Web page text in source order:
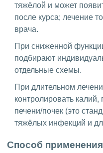
тяжёлой и может
после курса; лечение
врача.
При сниженной
подбирают
отдельные схемы.
При длительном
контролировать калий,
печени/почек (это
тяжёлых инфекций и
Способ